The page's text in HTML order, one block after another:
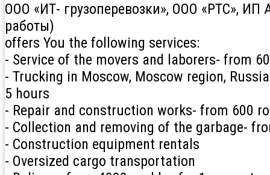
ООО «ИТ- грузоперевозки», ООО «РТС»,
работы)
offers You the following services:
- Service of the movers and laborers- from
- Trucking in Moscow, Moscow region,
5 hours
- Repair and construction works- from 600
- Collection and removing of the garbage-
- Construction equipment rentals
- Oversized cargo transportation